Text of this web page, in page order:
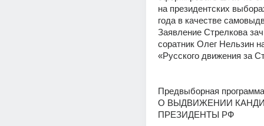
на президентских
года в качестве
Заявление Стрелкова
соратник Олег Нельзин
«Русского движения за
О ВЫДВИЖЕНИИ
ПРЕЗИДЕНТЫ РФ